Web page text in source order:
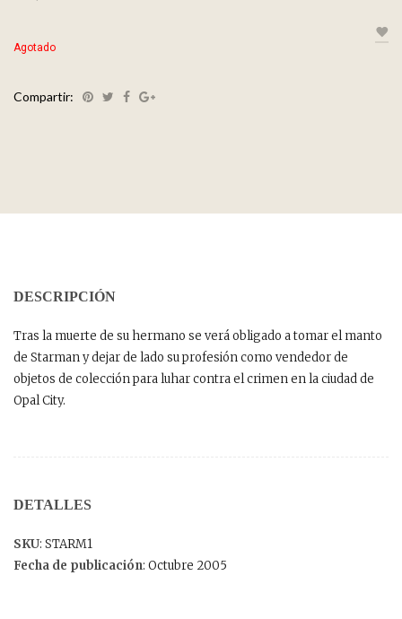
Agotado
Compartir:
DESCRIPCIÓN
Tras la muerte de su hermano se verá obligado a tomar el manto
de Starman y dejar de lado su profesión como vendedor de
objetos de colección para luhar contra el crimen en la ciudad de
Opal City.
DETALLES
SKU: STARM1
Fecha de publicación: Octubre 2005